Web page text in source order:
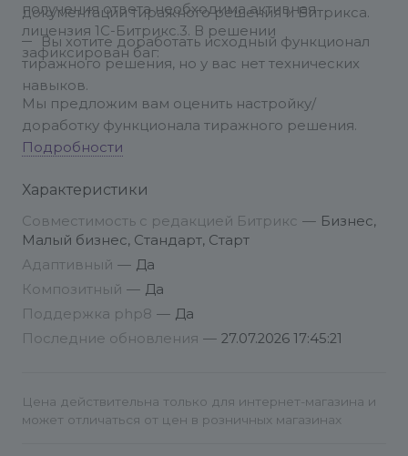
получения ответа необходима активная
лицензия 1С-Битрикс.3. В решении
зафиксирован баг:
документации тиражного решения и Битрикса.
Вы хотите доработать исходный функционал
тиражного решения, но у вас нет технических
навыков.
Мы предложим вам оценить настройку/
доработку функционала тиражного решения.
Подробности
Характеристики
Совместимость с редакцией Битрикс — Бизнес,
Малый бизнес, Стандарт, Старт
Адаптивный — Да
Композитный — Да
Поддержка php8 — Да
Последние обновления — 27.07.2026 17:45:21
Цена действительна только для интернет-магазина и
может отличаться от цен в розничных магазинах